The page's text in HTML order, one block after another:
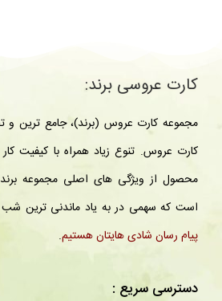
کارت عروسی برند:
مجموعه کارت عروس (برند)، جامع ترین و
کارت عروس. تنوع زیاد همراه با کیفیت
محصول از ویژگی های اصلی مجموعه
است که سهمی در به یاد ماندنی ترین شب
پیام رسان شادی هایتان هستیم.
دسترسی سریع :